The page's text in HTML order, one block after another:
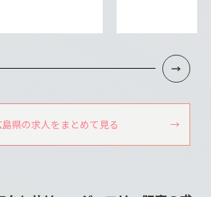
島県の求人をまとめて見る